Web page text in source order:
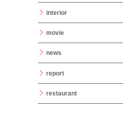
interior
movie
news
report
restaurant